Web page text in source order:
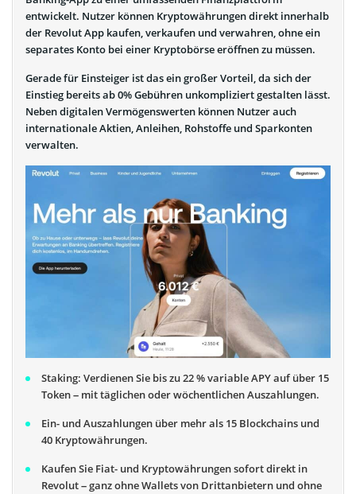
entwickelt. Nutzer können Kryptowährungen direkt innerhalb
der Revolut App kaufen, verkaufen und verwahren, ohne ein
separates Konto bei einer Kryptobörse eröffnen zu müssen.
Gerade für Einsteiger ist das ein großer Vorteil, da sich der
Einstieg bereits ab 0% Gebühren unkompliziert gestalten lässt.
Neben digitalen Vermögenswerten können Nutzer auch
internationale Aktien, Anleihen, Rohstoffe und Sparkonten
verwalten.
Staking: Verdienen Sie bis zu 22 % variable APY auf über 15
Token – mit täglichen oder wöchentlichen Auszahlungen.
Ein- und Auszahlungen über mehr als 15 Blockchains und
40 Kryptowährungen.
Kaufen Sie Fiat- und Kryptowährungen sofort direkt in
Revolut – ganz ohne Wallets von Drittanbietern und ohne